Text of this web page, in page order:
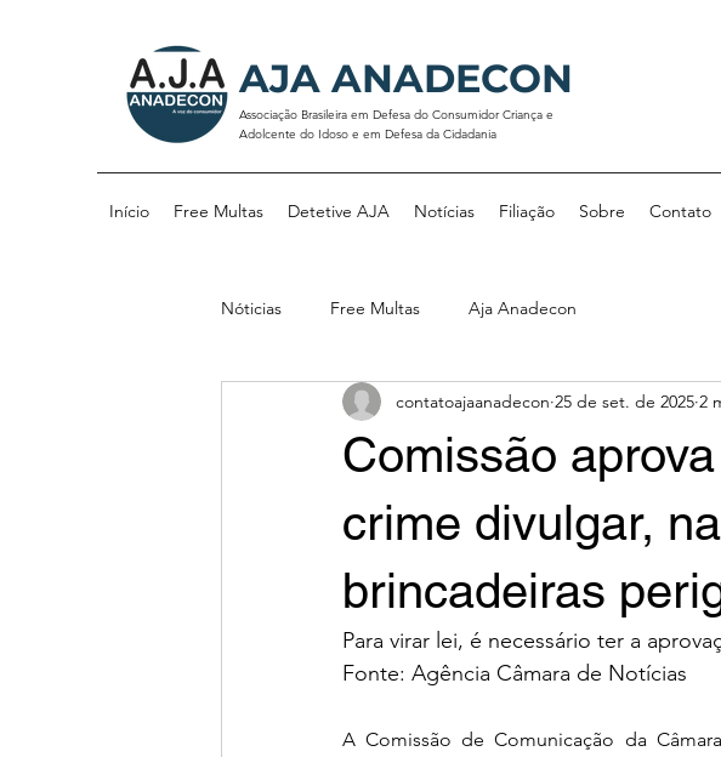
AJA ANADECON
Associação Brasileira em Defesa do Consumidor Criança e
Adolcente do Idoso e em Defesa da Cidadania
Início Free Multas Detetive AJA Notícias Filiação Sobre Contato
Nóticias Free Multas Aja Anadecon
Comissão
crime divulgar,
brincadeiras
contatoajaanadecon 25 de set. de 2025 2
Para virar lei, é necessário ter a
Fonte: Agência Câmara de Notícias
A Comissão de Comunicação da